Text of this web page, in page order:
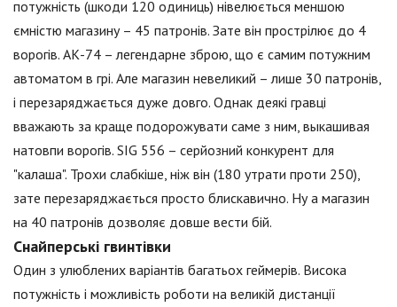
потужність (шкоди 120 одиниць) нівелюється меншою
ємністю магазину – 45 патронів. Зате він прострілює до 4
ворогів. АК-74 – легендарне зброю, що є самим потужним
автоматом в грі. Але магазин невеликий – лише 30 патронів,
і перезаряджається дуже довго. Однак деякі гравці
вважають за краще подорожувати саме з ним, выкашивая
натовпи ворогів. SIG 556 – серйозний конкурент для
"калаша". Трохи слабкіше, ніж він (180 утрати проти 250),
зате перезаряджається просто блискавично. Ну а магазин
на 40 патронів дозволяє довше вести бій.
Снайперські гвинтівки
Один з улюблених варіантів багатьох геймерів. Висока
потужність і можливість роботи на великій дистанції